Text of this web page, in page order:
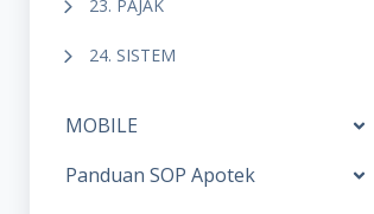
23. PAJAK
24. SISTEM
MOBILE
Panduan SOP Apotek